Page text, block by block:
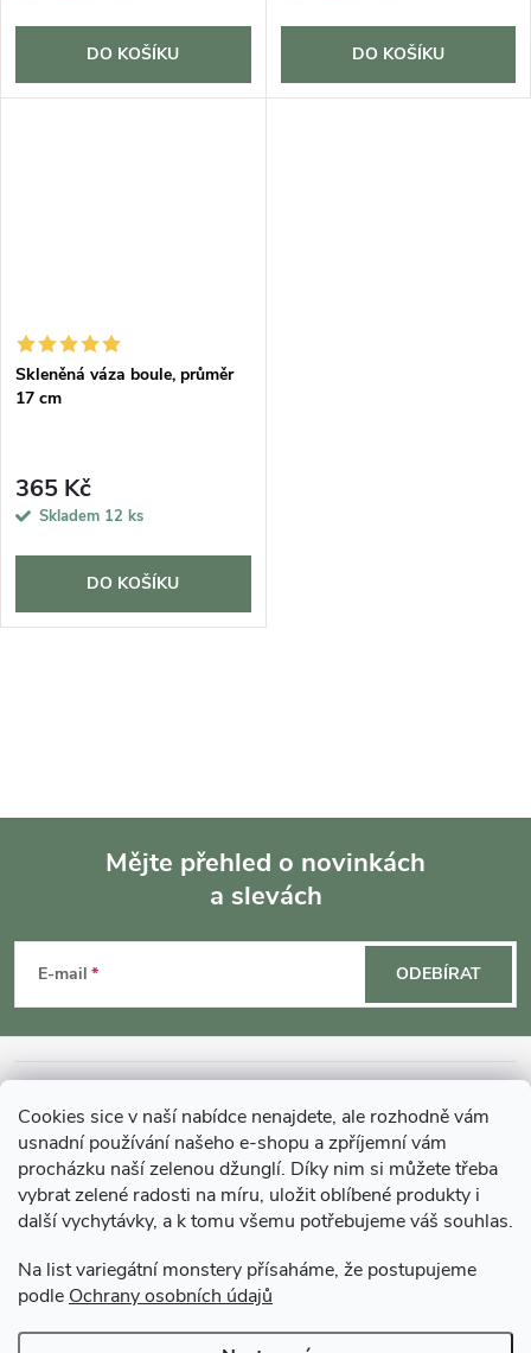
Cookies sice v naší nabídce nenajdete, ale rozhodně vám
usnadní používání našeho e-shopu a zpříjemní vám
procházku naší zelenou džunglí. Díky nim si můžete třeba
vybrat zelené radosti na míru, uložit oblíbené produkty i
další vychytávky, a k tomu všemu potřebujeme váš souhlas.
Na list variegátní monstery přísaháme, že postupujeme
podle Ochrany osobních údajů
DO KOŠÍKU DO KOŠÍKU
Skleněná váza boule, průměr
17 cm
365 Kč
Skladem 12 ks
DO KOŠÍKU
a
í
p
r
v
k
y
v
p
a
Mějte přehled o novinkách
a slevách
E-mail ODEBÍRAT
MOHLO BY VÁS ZAJÍMAT
O GARDNERS
Gardners Design - Projekt, realizace a údržba zahrad a interiérů